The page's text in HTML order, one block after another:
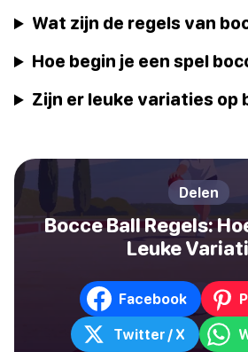
Wat zijn de regels van
Hoe begin je een spel
Zijn er leuke variaties op
Delen
Bocce Ball Regels:
Leuke
Facebook
Twitter / X